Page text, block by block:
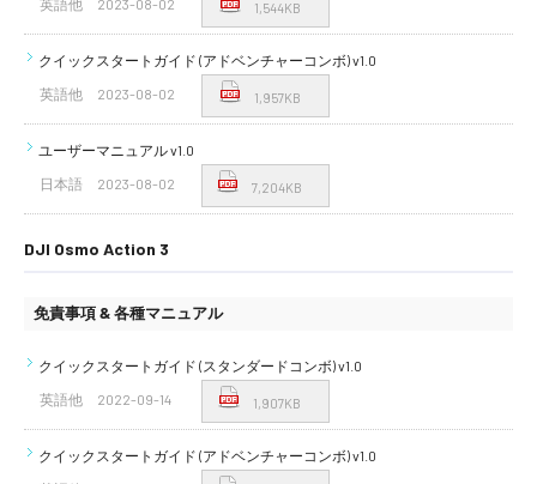
英語他
2023-08-02 1,544KB
クイックスタートガイド (アドベンチャーコンボ) v1.0
英語他
2023-08-02 1,957KB
ユーザーマニュアル v1.0
日本語
2023-08-02 7,204KB
DJI Osmo Action 3
免責事項 & 各種マニュアル
クイックスタートガイド (スタンダードコンボ) v1.0
英語他
2022-09-14 1,907KB
クイックスタートガイド (アドベンチャーコンボ) v1.0